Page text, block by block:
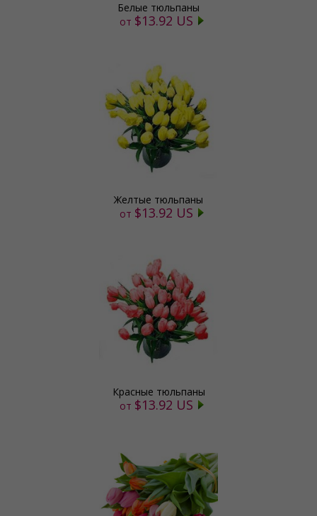
Белые тюльпаны
от $13.92 US
Желтые тюльпаны
от $13.92 US
Красные тюльпаны
от $13.92 US